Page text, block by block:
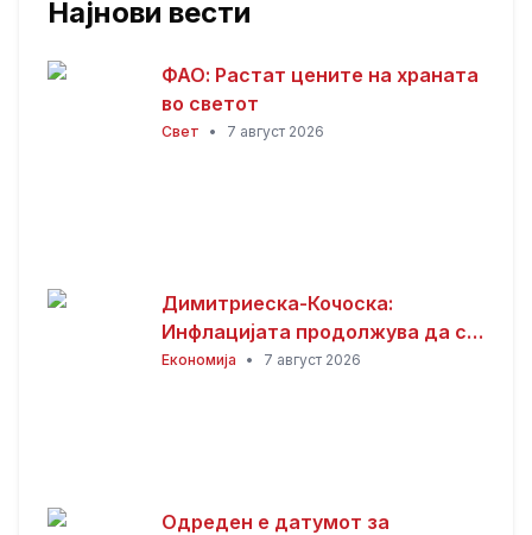
Најнови вести
ФАО: Растат цените на храната
во светот
Свет • 7 август 2026
Димитриеска-Кочоска:
Инфлацијата продолжува да се
намалува
Економија • 7 август 2026
Одреден е датумот за